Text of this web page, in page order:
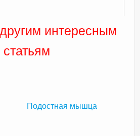
интересным
статьям
Подостная мышца